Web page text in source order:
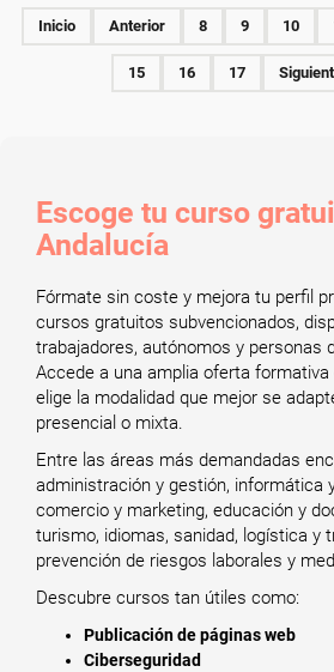
Inicio Anterior 8 9 10
15 16 17
Escoge tu curso
Andalucía
Fórmate sin coste y mejora tu perfil
cursos gratuitos subvencionados,
trabajadores, autónomos y personas
Accede a una amplia oferta
elige la modalidad que mejor se
presencial o mixta.
Entre las áreas más demandadas
administración y gestión, informática
comercio y marketing, educación y
turismo, idiomas, sanidad, logística y
prevención de riesgos laborales y
Descubre cursos tan útiles como:
Publicación de páginas web
Ciberseguridad